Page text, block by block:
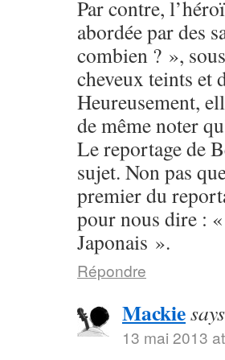
Par contre,
abordée par des
combien ? »,
cheveux teints et
Heureusement,
de même noter
Le reportage de
sujet. Non pas
premier du
pour nous dire :
Japonais ».
Répondre
Mackie
13 mai 2013